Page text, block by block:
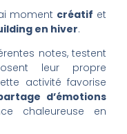
moment créatif et
en hiver.
notes, testent
leur propre
activité favorise
d’émotions
chaleureuse en